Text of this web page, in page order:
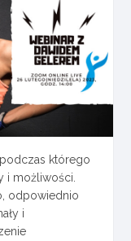
podczas którego
i możliwości.
odpowiednio
i